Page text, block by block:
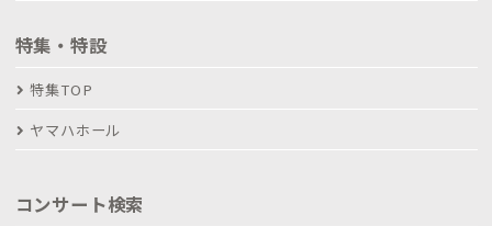
特集・特設
特集TOP
ヤマハホール
コンサート検索